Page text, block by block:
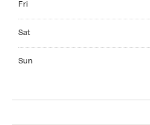
Fri
Sat
Sun